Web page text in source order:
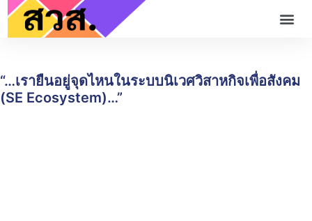
“…เรายืนอยู่จุดไหนในระบบนิเวศวิสาหกิจเพื่อสังคม
(SE Ecosystem)…”